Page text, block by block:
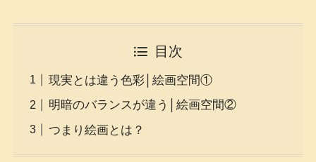
目次
現実とは違う色彩│絵画空間①
明暗のバランスが違う│絵画空間②
つまり絵画とは？